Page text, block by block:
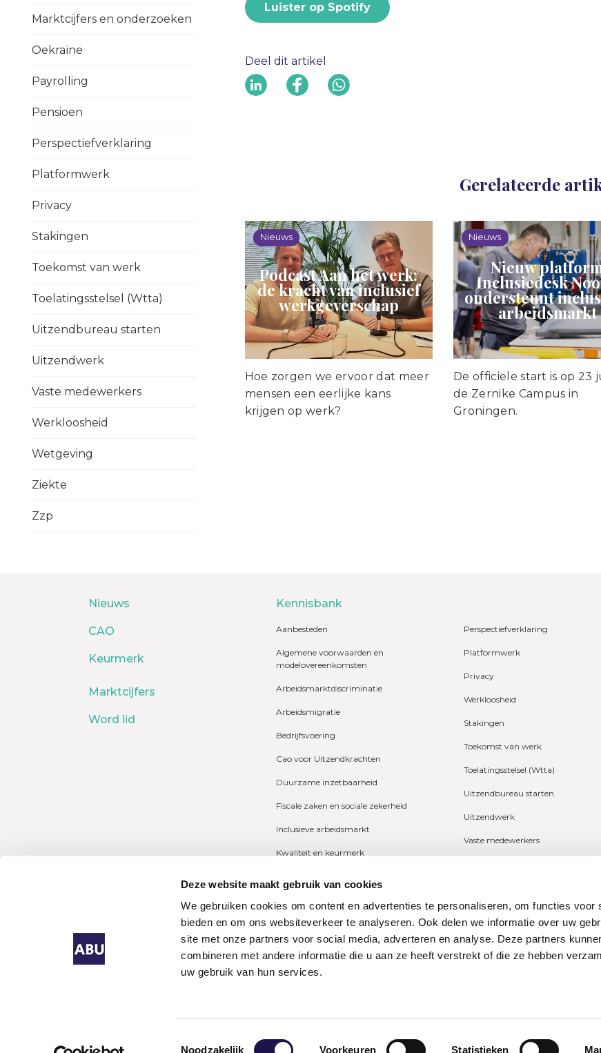
Deze website maakt gebruik van cookies
We gebruiken cookies om content en advertenties te personaliseren, om functies voor
bieden en om ons websiteverkeer te analyseren. Ook delen we informatie over uw
site met onze partners voor social media, adverteren en analyse. Deze partners
combineren met andere informatie die u aan ze heeft verstrekt of die ze hebben
uw gebruik van hun services.
Toestemmingsselectie
Noodzakelijk
Voorkeuren Statistieken
Marktcijfers en onderzoeken
Oekraïne
Payrolling
Pensioen
Perspectiefverklaring
Platformwerk
Privacy
Stakingen
Toekomst van werk
Toelatingsstelsel (Wtta)
Uitzendbureau starten
Uitzendwerk
Vaste medewerkers
Werkloosheid
Wetgeving
Ziekte
Zzp
Luister op Spotify
Deel dit artikel
Gerelateerde
Nieuws
Podcast Aan het werk:
de kracht van inclusief
werkgeverschap
Hoe zorgen we ervoor dat meer
mensen een eerlijke kans
krijgen op werk?
Nieuws
Nieuw
Inclusiedesk
ondersteunt
arbeidsmarkt
De officiële start is op 23
de Zernike Campus in
Groningen.
Nieuws
CAO
Keurmerk
Marktcijfers
Word lid
Kennisbank
Aanbesteden
Algemene voorwaarden en
modelovereenkomsten
Arbeidsmarktdiscriminatie
Arbeidsmigratie
Bedrijfsvoering
Cao voor Uitzendkrachten
Duurzame inzetbaarheid
Fiscale zaken en sociale zekerheid
Inclusieve arbeidsmarkt
Kwaliteit en keurmerk
Pensioen
Perspectiefverklaring
Platformwerk
Privacy
Werkloosheid
Stakingen
Toekomst van werk
Toelatingsstelsel (Wtta)
Uitzendbureau starten
Uitzendwerk
Vaste medewerkers
Zzp
Algemene Bond